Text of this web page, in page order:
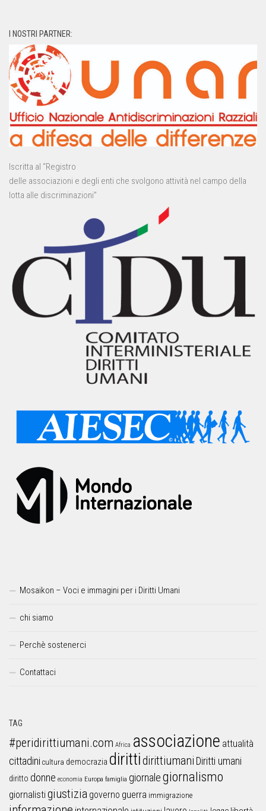
I NOSTRI PARTNER:
Iscritta al “Registro
delle associazioni e degli enti che svolgono attività nel campo della
lotta alle discriminazioni”
Mosaikon – Voci e immagini per i Diritti Umani
chi siamo
Perchè sostenerci
Contattaci
TAG
#peridirittiumani.com Africa associazione attualità
cittadini cultura democrazia dirittidirittiumani Diritti umani
diritto donne economia Europa famiglia giornalegiornalismo
giornalistigiustizia governo guerra immigrazione